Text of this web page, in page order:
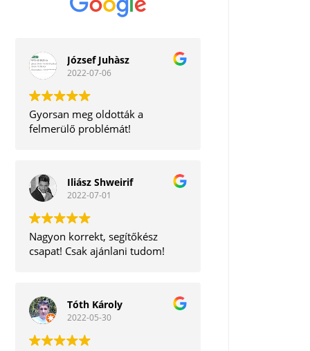
József Juhàsz
2022-07-06
Gyorsan meg oldották a
felmerülő problémát!
Iliász Shweirif
2022-07-01
Nagyon korrekt, segítőkész
csapat! Csak ajánlani tudom!
Tóth Károly
2022-05-30